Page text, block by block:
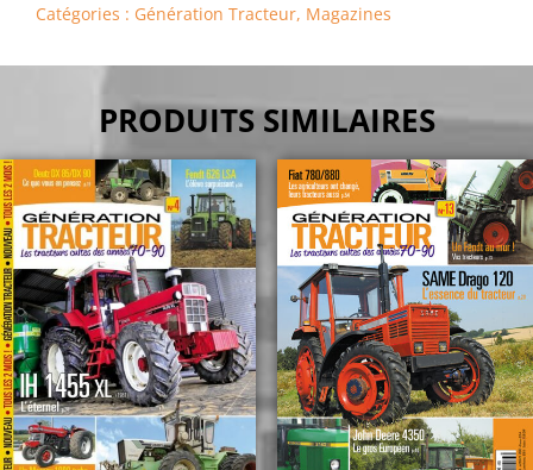
Catégories : Génération Tracteur, Magazines
PRODUITS SIMILAIRES